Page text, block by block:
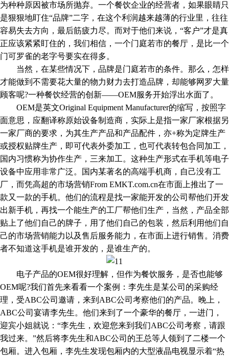
为种种原因被市场所抛弃。一个餐饮企业的经营者，如果眼睛只
是狠狠地盯住“品牌”二字，在这个利润越来越薄的行业里，往往
容易失去方向，最后筋疲力尽。而对于他们来说，“客户”才是真
正应该紧紧盯住的，我们相信，一个门庭若市的餐厅，是比一个
门可罗雀的老字号要实在得多。
当然，在某些情况下，品牌是门庭若市的条件。那么，怎样
才能做到不需要花大量的物力财力去打造品牌，却能够网罗大量
顾客呢?一种餐饮经营的创新——OEM服务开始浮出水面了。
OEM是英文Original Equipment Manufacturer的缩写，按照字
面意思，应翻译称原始设备制造商，实际上是指一家厂家根据另
一家厂商的要求，为其生产产品和产品配件，亦+称为定牌生产
或授权贴牌生产，即可代表外委加工，也可代表转包合同加工，
国内习惯称为协作生产，三来加工。这种生产形式在手机等电子
设备中应用非常广泛。国内某著名的高端手机商，自己没有工
厂，而凭高超的市场营销From EMKT.com.cn在市面上推出了一
款又一款的手机。他们的流程是找一家能开发的公司帮他们开发
出新手机，再找一个能生产的工厂帮他们生产，当然，产品全部
贴上了他们自己的牌子，用了他们自己的包装，然后利用他们自
己的市场营销能力以及售后服务能力，在市面上进行销售。消费
者不知道这手机是谁开发的，是谁生产的。
电子产品的OEM很好理解，但作为餐饮服务，是否也能够
OEM呢?我们首先来看看一个案例：李先生是某公司的采购经
理，受ABC公司邀请，来到ABC公司考察他们的产品。晚上，
ABC公司宴请李先生。他们来到了一个豪华的餐厅，一进门，
迎宾小姐就说：“李先生，欢迎您来到我们ABC公司考察，请跟
我过来。”然后将李先生和ABC公司的王总等人领到了二楼一个
包厢。进入包厢，李先生发现包厢内的大型液晶电视显示着“热